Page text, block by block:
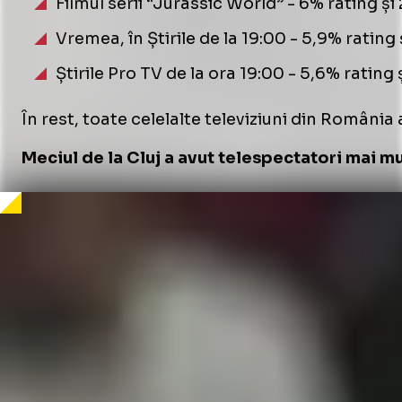
Vremea, în Știrile de la 19:00 - 5,9% rating
Știrile Pro TV de la ora 19:00 - 5,6% rating
În rest, toate celelalte televiziuni din România
Meciul de la Cluj a avut telespectatori mai